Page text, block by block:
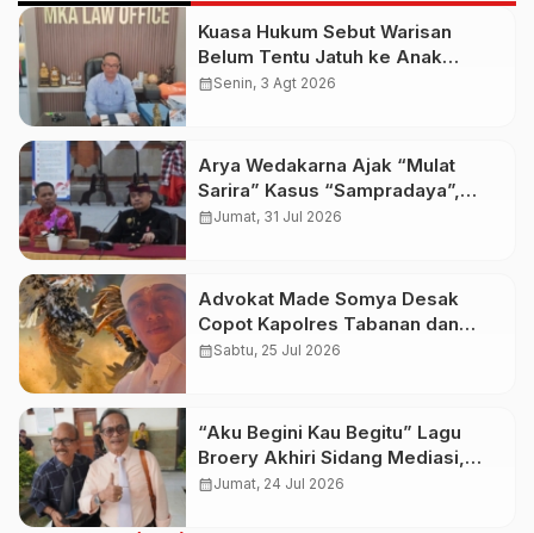
Kuasa Hukum Sebut Warisan
Belum Tentu Jatuh ke Anak
Kandung, Jero Mangku “Merusak
calendar_monthSenin, 3 Agt 2026
Arya Wedakarna Ajak “Mulat
Sarira” Kasus “Sampradaya”,
Buka Ashram Untuk Spiritual
calendar_monthJumat, 31 Jul 2026
Advokat Made Somya Desak
Copot Kapolres Tabanan dan
Kapolsek Baturiti Usai Amuk
calendar_monthSabtu, 25 Jul 2026
“Aku Begini Kau Begitu” Lagu
Broery Akhiri Sidang Mediasi,
Gede Indria Sebut Lanjut Masuk
calendar_monthJumat, 24 Jul 2026